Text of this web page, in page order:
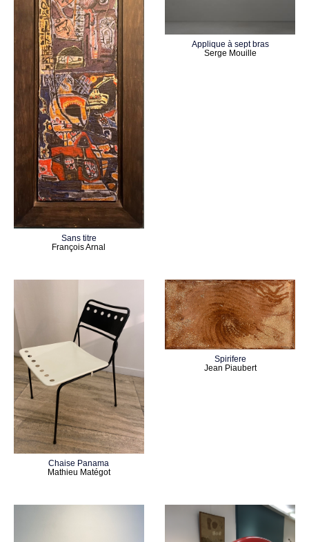
Sans titre
François Arnal
Applique à sept bras
Serge Mouille
Chaise Panama
Mathieu Matégot
Spirifere
Jean Piaubert